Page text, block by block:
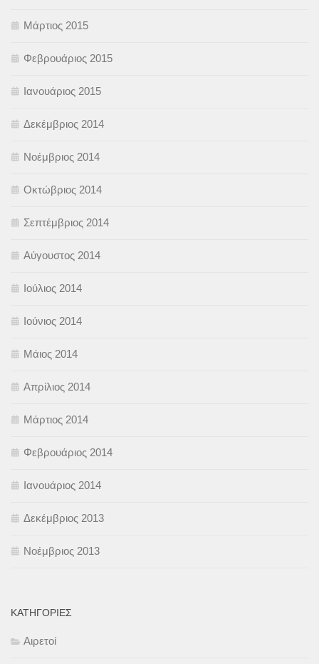
Μάρτιος 2015
Φεβρουάριος 2015
Ιανουάριος 2015
Δεκέμβριος 2014
Νοέμβριος 2014
Οκτώβριος 2014
Σεπτέμβριος 2014
Αύγουστος 2014
Ιούλιος 2014
Ιούνιος 2014
Μάιος 2014
Απρίλιος 2014
Μάρτιος 2014
Φεβρουάριος 2014
Ιανουάριος 2014
Δεκέμβριος 2013
Νοέμβριος 2013
KΑΤΗΓΟΡΊΕΣ
Αιρετοί